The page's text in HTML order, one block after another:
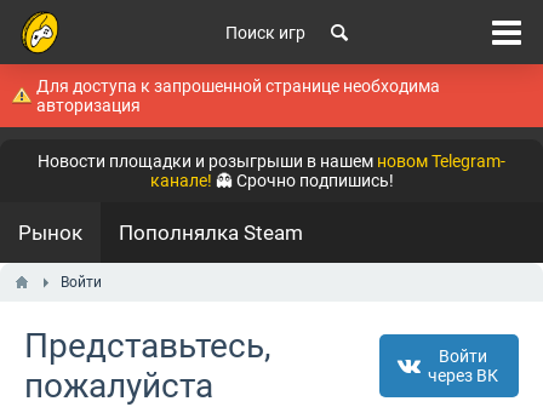
Поиск игр
Для доступа к запрошенной странице необходима
авторизация
Новости площадки и розыгрыши в нашем новом Telegram-
канале! 👻 Срочно подпишись!
Рынок Пополнялка Steam
Войти
Представьтесь,
пожалуйста
Войти
через ВК